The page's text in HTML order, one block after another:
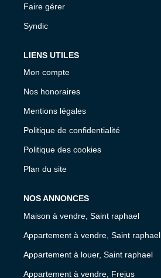
Faire gérer
Syndic
LIENS UTILES
Mon compte
Nos honoraires
Mentions légales
Politique de confidentialité
Politique des cookies
Plan du site
NOS ANNONCES
Maison à vendre, Saint raphael
Appartement à vendre, Saint raphael
Appartement à louer, Saint raphael
Appartement à vendre, Frejus